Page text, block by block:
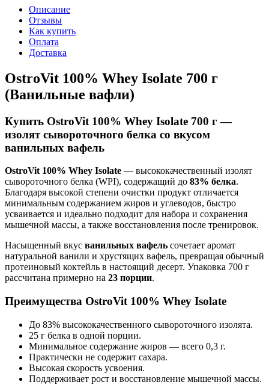
Описание
Отзывы
Как купить
Оплата
Доставка
OstroVit 100% Whey Isolate 700 г
(Ванильные вафли)
Купить OstroVit 100% Whey Isolate 700 г —
изолят сывороточного белка со вкусом
ванильных вафель
OstroVit 100% Whey Isolate — высококачественный изолят
сывороточного белка (WPI), содержащий до 83% белка.
Благодаря высокой степени очистки продукт отличается
минимальным содержанием жиров и углеводов, быстро
усваивается и идеально подходит для набора и сохранения
мышечной массы, а также восстановления после тренировок.
Насыщенный вкус ванильных вафель сочетает аромат
натуральной ванили и хрустящих вафель, превращая обычный
протеиновый коктейль в настоящий десерт. Упаковка 700 г
рассчитана примерно на 23 порции.
Преимущества OstroVit 100% Whey Isolate
До 83% высококачественного сывороточного изолята.
25 г белка в одной порции.
Минимальное содержание жиров — всего 0,3 г.
Практически не содержит сахара.
Высокая скорость усвоения.
Поддерживает рост и восстановление мышечной массы.